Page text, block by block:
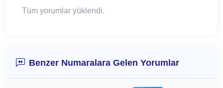
Tüm yorumlar yüklendi.
Benzer Numaralara Gelen Yorumlar